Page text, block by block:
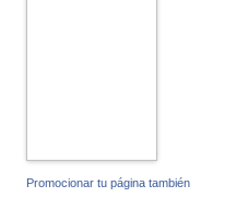
Promocionar tu página también